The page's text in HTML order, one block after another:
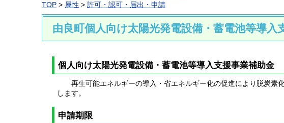
TOP > 属性 > 許可・認可・届出・申請
由良町個人向け太陽光発電設備・蓄電池等導入
個人向け太陽光発電設備・蓄電池等導入支援事業補助金
再生可能エネルギーの導入・省エネルギー化の促進により脱炭素
します。
申請期限